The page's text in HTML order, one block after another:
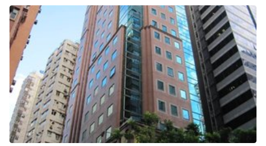
Kenmerken ruimte
Airconditioning
Animals Friendly
Audio- en videoapparatuur
Auto display
Badkamer